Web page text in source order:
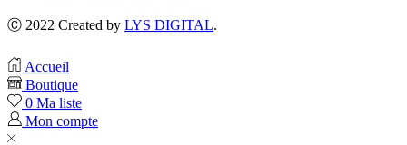
Ⓒ 2022 Created by LYS DIGITAL.
Accueil
Boutique
0 Ma liste
Mon compte